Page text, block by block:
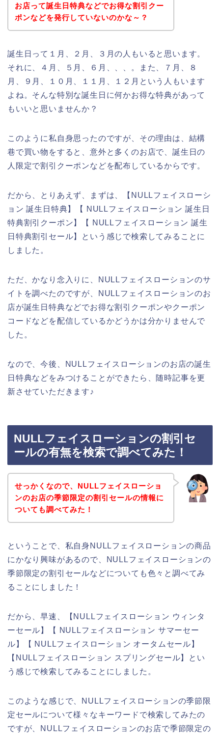
お店って誕生日特典などでお得な割引クー
ポンなどを発行していないのかな～？
誕生日って１月、２月、３月の人もいると思います。
それに、４月、５月、６月、、、。また、７月、８
月、９月、１０月、１１月、１２月という人もいます
よね。そんな特別な誕生日に何かお得な特典があって
もいいと思いませんか？
このように私自身思ったのですが、その理由は、結構
巷で買い物をすると、意外と多くのお店で、誕生日の
人限定で割引クーポンなどを配布しているからです。
だから、とりあえず、まずは、【NULLフェイスローシ
ョン 誕生日特典】【 NULLフェイスローション 誕生日
特典割引クーポン】【 NULLフェイスローション 誕生
日特典割引セール】という感じで検索してみることに
しました。
ただ、かなり念入りに、NULLフェイスローションのサ
イトを調べたのですが、NULLフェイスローションのお
店が誕生日特典などでお得な割引クーポンやクーポン
コードなどを配信しているかどうかは分かりませんで
した。
なので、今後、NULLフェイスローションのお店の誕生
日特典などをみつけることができたら、随時記事を更
新させていただきます♪
NULLフェイスローションの割引セ
ールの有無を検索で調べてみた！
せっかくなので、NULLフェイスローショ
ンのお店の季節限定の割引セールの情報に
ついても調べてみた！
ということで、私自身NULLフェイスローションの商品
にかなり興味があるので、NULLフェイスローションの
季節限定の割引セールなどについても色々と調べてみ
ることにしました！
だから、早速、【NULLフェイスローション ウィンタ
ーセール】【 NULLフェイスローション サマーセー
ル】【 NULLフェイスローション オータムセール】
【NULLフェイスローション スプリングセール】とい
う感じで検索してみることにしました。
このような感じで、NULLフェイスローションの季節限
定セールについて様々なキーワードで検索してみたの
ですが、NULLフェイスローションのお店で季節限定の